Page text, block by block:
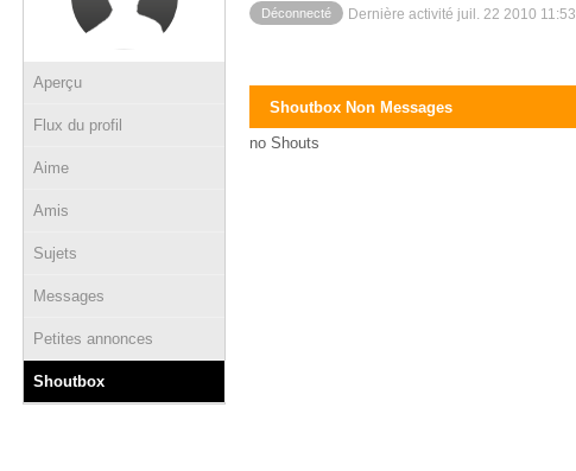
Aperçu
Flux du profil
Aime
Amis
Sujets
Messages
Petites annonces
Shoutbox
Déconnecté Dernière activité juil. 22 2010 11:53
Shoutbox Non Messages
no Shouts